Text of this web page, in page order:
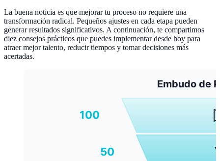
La buena noticia es que mejorar tu proceso no requiere una
transformación radical. Pequeños ajustes en cada etapa pueden
generar resultados significativos. A continuación, te compartimos
diez consejos prácticos que puedes implementar desde hoy para
atraer mejor talento, reducir tiempos y tomar decisiones más
acertadas.